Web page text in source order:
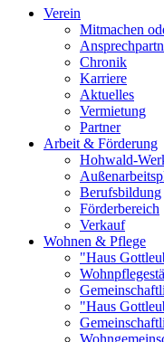
Verein
Mitmachen
Chronik
Karriere
Aktuelles
Vermietung
Partner
Arbeit & Förderung
Hohwald-
Berufsbildung
Förderbereich
Verkauf
Wohnen & Pflege
"Haus
"Haus